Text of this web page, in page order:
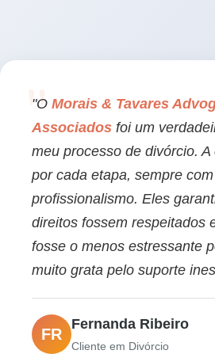
"O Morais & Tavares
Associados foi um
meu processo de divórcio.
por cada etapa, sempre
profissionalismo. Eles
direitos fossem respeitados
fosse o menos estressante
muito grata pelo suporte
FR
Fernanda Ribeiro
Cliente em Divórcio